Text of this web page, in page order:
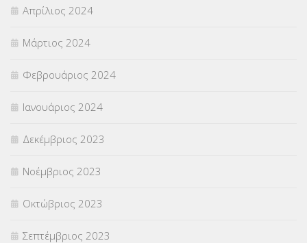
Απρίλιος 2024
Μάρτιος 2024
Φεβρουάριος 2024
Ιανουάριος 2024
Δεκέμβριος 2023
Νοέμβριος 2023
Οκτώβριος 2023
Σεπτέμβριος 2023